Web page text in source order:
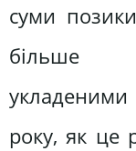
суми
більше
року, як це